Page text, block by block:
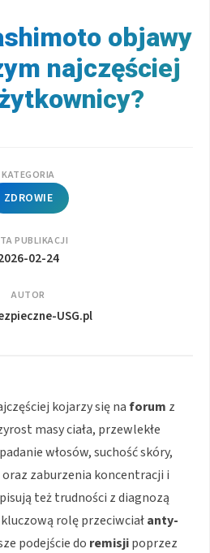
objawy
najczęściej
KATEGORIA
ZDROWIE
PUBLIKACJI
02-24
AUTOR
USG.pl
kojarzy się naforum z
masy ciała, przewlekłe
włosów, suchość skóry,
oraz zaburzenia koncentracji i
też trudności z diagnozą
rolę przeciwciałanty-
podejście do remisjipoprzez